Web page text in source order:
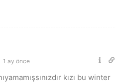
1 ay önce
kızı bu winter